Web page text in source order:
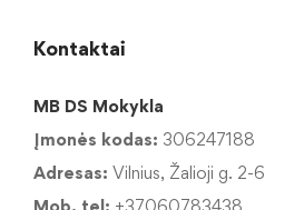
Kontaktai
MB DS Mokykla
Įmonės kodas: 306247188
Adresas: Vilnius, Žalioji g. 2-6